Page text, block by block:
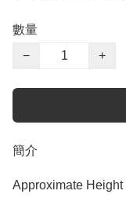
數量
−
+
簡介
Approximate Height